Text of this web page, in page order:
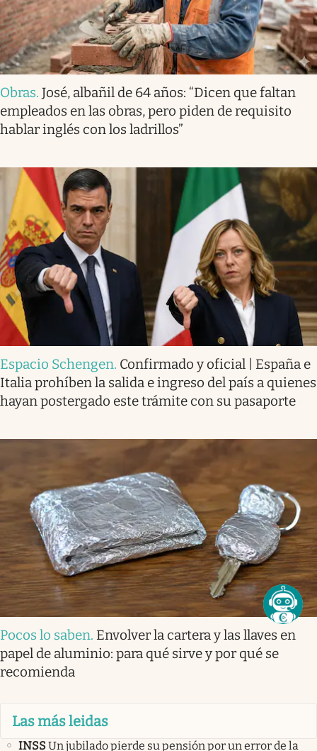
Obras. José, albañil de 64 años: “Dicen que faltan
empleados en las obras, pero piden de requisito
hablar inglés con los ladrillos”
Espacio Schengen. Confirmado y oficial | España e
Italia prohíben la salida e ingreso del país a quienes
hayan postergado este trámite con su pasaporte
Pocos lo saben. Envolver la cartera y las llaves en
papel de aluminio: para qué sirve y por qué se
recomienda
Las más leidas
INSSUn jubilado pierde su pensión por un error de la